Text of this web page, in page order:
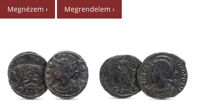
Megnézem › Megrendelem ›